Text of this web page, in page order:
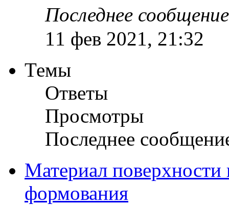
Последнее
11 фев 2021, 21:32
Темы
Ответы
Просмотры
Последнее
Материал поверхности
формования